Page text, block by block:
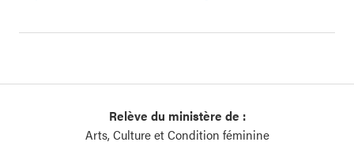
Relève du ministère de :
Arts, Culture et Condition féminine